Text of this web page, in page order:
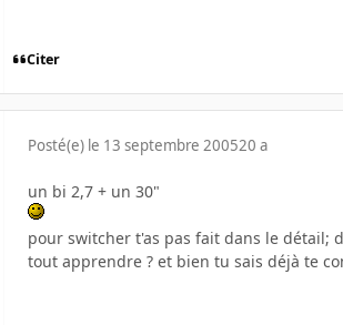
Citer
Posté(e) le 13 septembre 200520 a
un bi 2,7 + un 30"
pour switcher t'as pas fait dans le
tout apprendre ? et bien tu sais déjà te